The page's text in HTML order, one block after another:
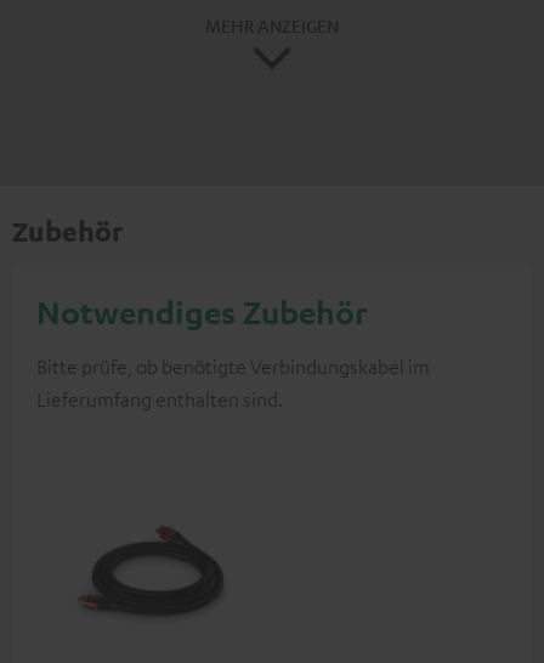
Zubehör
Notwendiges Zubehör
Bitte prüfe, ob benötigte Verbindungskabel im
Lieferumfang enthalten sind.